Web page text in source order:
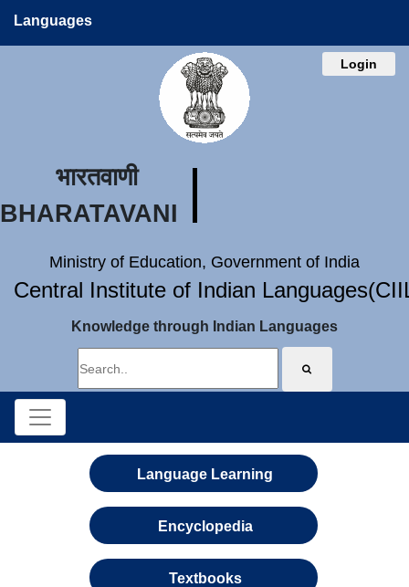
Languages
Login
भारतवाणी
BHARATAVANI
Ministry of Education, Government of India
Central Institute of Indian
Knowledge through Indian Languages
Language Learning
Encyclopedia
Textbooks